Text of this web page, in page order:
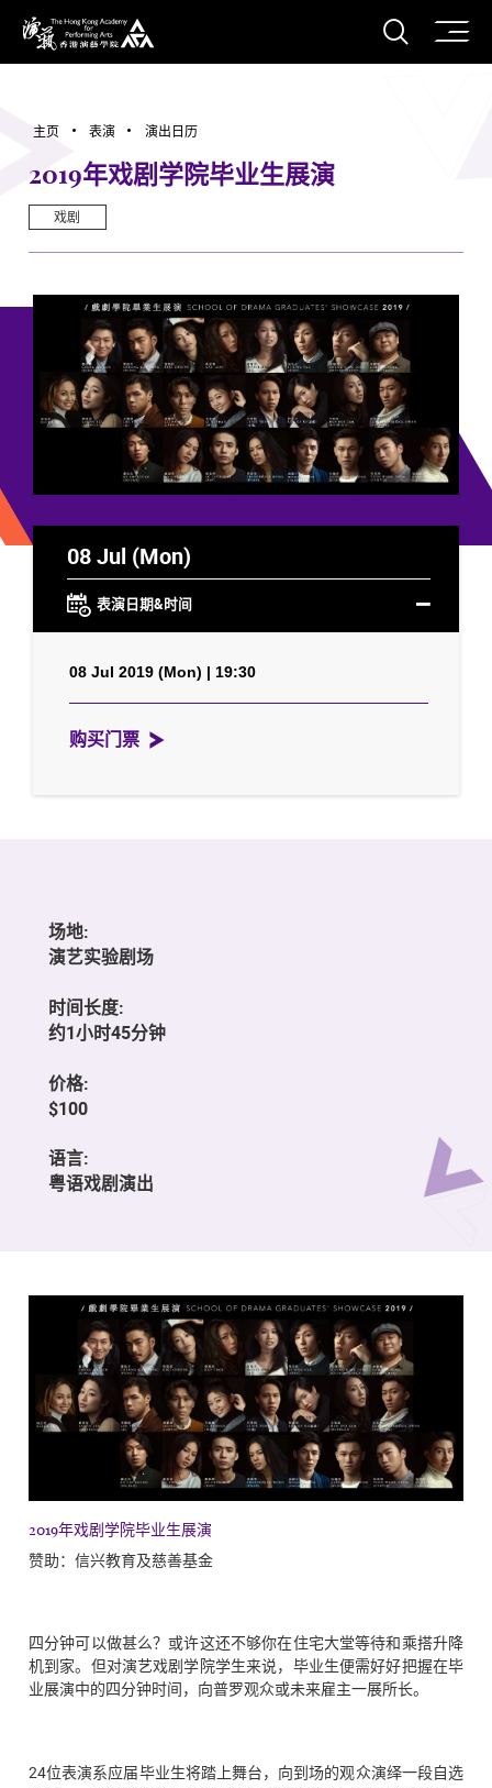
香港演艺学院
打开
主页 表演 演出日历
2019年戏剧学院毕业生展演
戏剧
08 Jul (Mon)
表演日期&时间
08 Jul 2019 (Mon) | 19:30
购买门票
场地:
演艺实验剧场
时间长度:
约1小时45分钟
价格:
$100
语言:
粤语戏剧演出
2019年戏剧学院毕业生展演
赞助：信兴教育及慈善基金
四分钟可以做甚么？或许这还不够你在住宅大堂等待和乘搭升降
机到家。但对演艺戏剧学院学生来说，毕业生便需好好把握在毕
业展演中的四分钟时间，向普罗观众或未来雇主一展所长。
24位表演系应届毕业生将踏上舞台，向到场的观众演绎一段自选